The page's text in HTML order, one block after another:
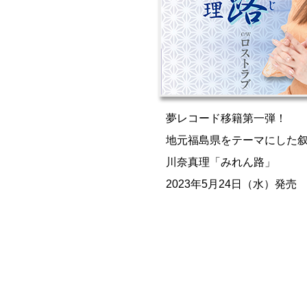
夢レコード移籍第一弾！
地元福島県をテーマにした
川奈真理「みれん路」
2023年5月24日（水）発売